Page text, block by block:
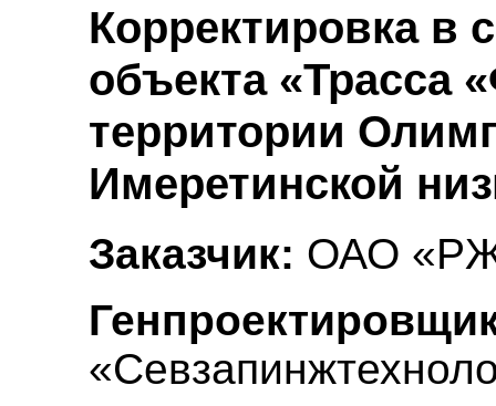
Корректировка в
объекта «Трасса
территории
Имеретинской
Заказчик: ОАО